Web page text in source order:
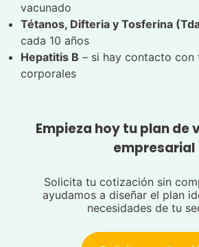
vacunado
Tétanos, Difteria y Tosferina
cada 10 años
Hepatitis B – si hay contacto con
corporales
Empieza hoy tu plan de
empresarial
Solicita tu cotización sin
ayudamos a diseñar el plan
necesidades de tu